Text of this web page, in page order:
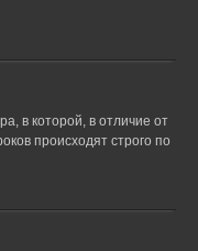
в которой, в отличие от
происходят строго по